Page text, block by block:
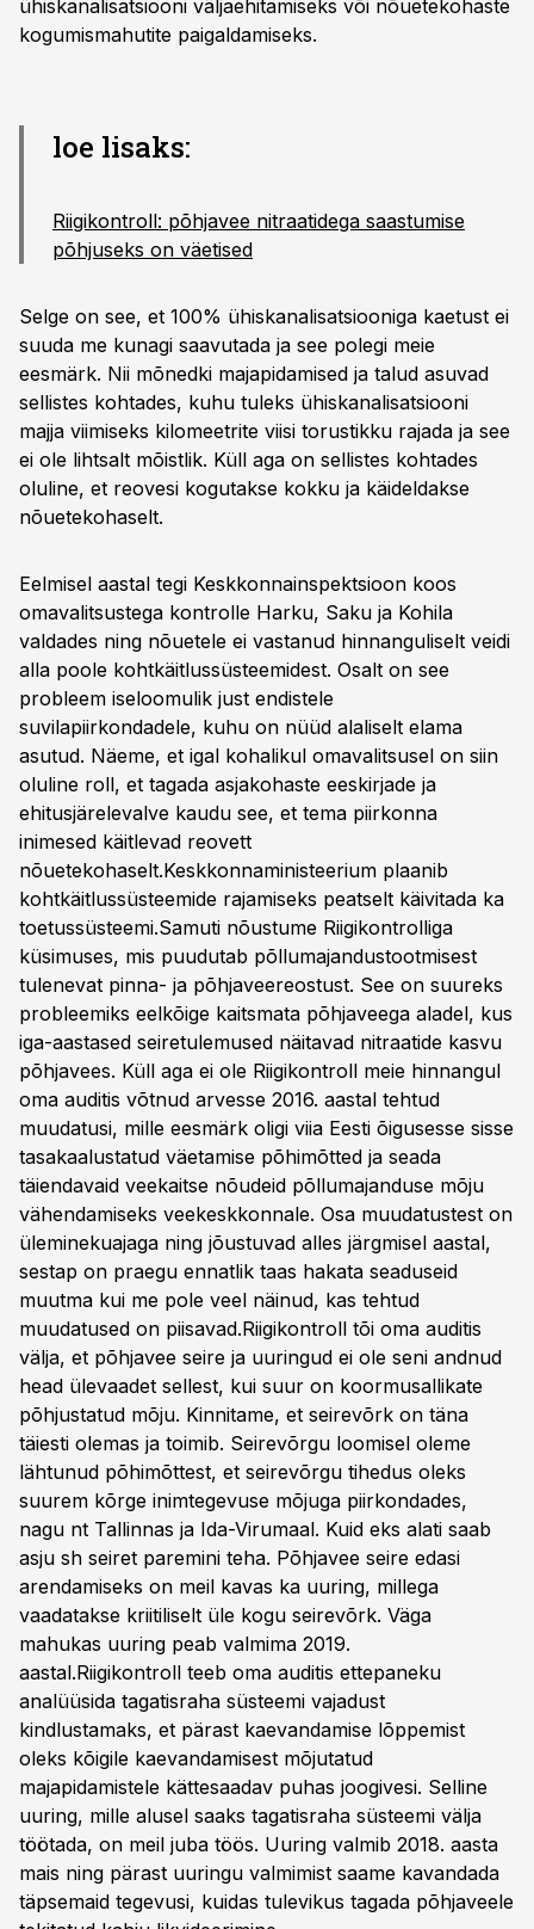
ühiskanalisatsiooni väljaehitamiseks või nõuetekohaste
kogumismahutite paigaldamiseks.
loe lisaks:
Riigikontroll: põhjavee nitraatidega saastumise
põhjuseks on väetised
Selge on see, et 100% ühiskanalisatsiooniga kaetust ei
suuda me kunagi saavutada ja see polegi meie
eesmärk. Nii mõnedki majapidamised ja talud asuvad
sellistes kohtades, kuhu tuleks ühiskanalisatsiooni
majja viimiseks kilomeetrite viisi torustikku rajada ja see
ei ole lihtsalt mõistlik. Küll aga on sellistes kohtades
oluline, et reovesi kogutakse kokku ja käideldakse
nõuetekohaselt.
Eelmisel aastal tegi Keskkonnainspektsioon koos
omavalitsustega kontrolle Harku, Saku ja Kohila
valdades ning nõuetele ei vastanud hinnanguliselt veidi
alla poole kohtkäitlussüsteemidest. Osalt on see
probleem iseloomulik just endistele
suvilapiirkondadele, kuhu on nüüd alaliselt elama
asutud. Näeme, et igal kohalikul omavalitsusel on siin
oluline roll, et tagada asjakohaste eeskirjade ja
ehitusjärelevalve kaudu see, et tema piirkonna
inimesed käitlevad reovett
nõuetekohaselt.Keskkonnaministeerium plaanib
kohtkäitlussüsteemide rajamiseks peatselt käivitada ka
toetussüsteemi.Samuti nõustume Riigikontrolliga
küsimuses, mis puudutab põllumajandustootmisest
tulenevat pinna- ja põhjaveereostust. See on suureks
probleemiks eelkõige kaitsmata põhjaveega aladel, kus
iga-aastased seiretulemused näitavad nitraatide kasvu
põhjavees. Küll aga ei ole Riigikontroll meie hinnangul
oma auditis võtnud arvesse 2016. aastal tehtud
muudatusi, mille eesmärk oligi viia Eesti õigusesse sisse
tasakaalustatud väetamise põhimõtted ja seada
täiendavaid veekaitse nõudeid põllumajanduse mõju
vähendamiseks veekeskkonnale. Osa muudatustest on
üleminekuajaga ning jõustuvad alles järgmisel aastal,
sestap on praegu ennatlik taas hakata seaduseid
muutma kui me pole veel näinud, kas tehtud
muudatused on piisavad.Riigikontroll tõi oma auditis
välja, et põhjavee seire ja uuringud ei ole seni andnud
head ülevaadet sellest, kui suur on koormusallikate
põhjustatud mõju. Kinnitame, et seirevõrk on täna
täiesti olemas ja toimib. Seirevõrgu loomisel oleme
lähtunud põhimõttest, et seirevõrgu tihedus oleks
suurem kõrge inimtegevuse mõjuga piirkondades,
nagu nt Tallinnas ja Ida-Virumaal. Kuid eks alati saab
asju sh seiret paremini teha. Põhjavee seire edasi
arendamiseks on meil kavas ka uuring, millega
vaadatakse kriitiliselt üle kogu seirevõrk. Väga
mahukas uuring peab valmima 2019.
aastal.Riigikontroll teeb oma auditis ettepaneku
analüüsida tagatisraha süsteemi vajadust
kindlustamaks, et pärast kaevandamise lõppemist
oleks kõigile kaevandamisest mõjutatud
majapidamistele kättesaadav puhas joogivesi. Selline
uuring, mille alusel saaks tagatisraha süsteemi välja
töötada, on meil juba töös. Uuring valmib 2018. aasta
mais ning pärast uuringu valmimist saame kavandada
täpsemaid tegevusi, kuidas tulevikus tagada põhjaveele